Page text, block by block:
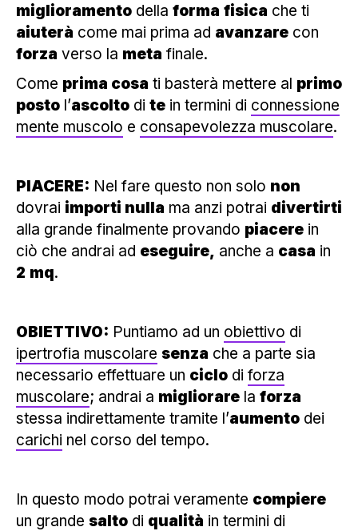
miglioramento della forma fisica che ti
aiuterà come mai prima ad avanzare con
forza verso la meta finale.
Come prima cosa ti basterà mettere al primo
posto l’ascolto di te in termini di connessione
mente muscolo e consapevolezza muscolare.
PIACERE: Nel fare questo non solo non
dovrai importi nulla ma anzi potrai divertirti
alla grande finalmente provando piacere in
ciò che andrai ad eseguire, anche a casa in
2 mq.
OBIETTIVO: Puntiamo ad un obiettivo di
ipertrofia muscolare senza che a parte sia
necessario effettuare un ciclo di forza
muscolare; andrai a migliorare la forza
stessa indirettamente tramite l’aumento dei
carichi nel corso del tempo.
In questo modo potrai veramente compiere
un grande salto di qualità in termini di